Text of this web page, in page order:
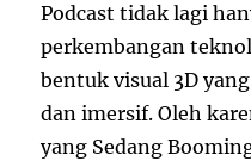
Podcast tidak lagi
perkembangan
bentuk visual 3D
dan imersif. Oleh
yang Sedang